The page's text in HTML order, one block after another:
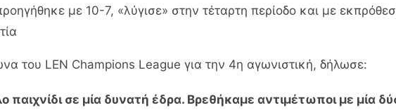
με 10-7, «λύγισε» στην τέταρτη περίοδο και με
του LEN Champions League για την 4η αγωνιστική, δήλωσε:
σε μία δυνατή έδρα. Βρεθήκαμε αντιμέτωποι με μία